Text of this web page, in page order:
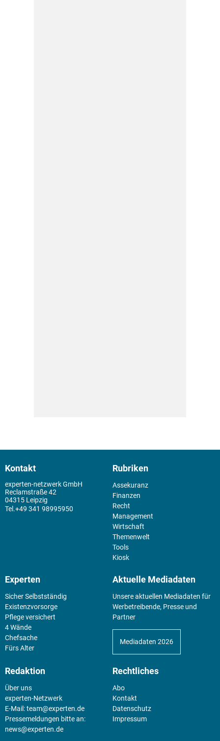
Kontakt
experten-netzwerk GmbH
Reclamstraße 42
04315 Leipzig
+49 341 98995950
Rubriken
Assekuranz
Finanzen
Recht
Management
Wirtschaft
Themenwelt
Tools
Kiosk
Experten
Sicher Selbstständig
Existenz­vorsorge
Pflege versichert
4 Wände
Chefsache
Fürs Alter
Aktuelle Mediadaten
Unsere aktuellen Mediadaten für
Werbetreibende, Presse und
Partner
Mediadaten 2026
Redaktion
Über uns
experten-Netzwerk
E-Mail:team@experten.de
Pressemeldungen bitte an:
news@experten.de
Rechtliches
Abo
Kontakt
Datenschutz
Impressum